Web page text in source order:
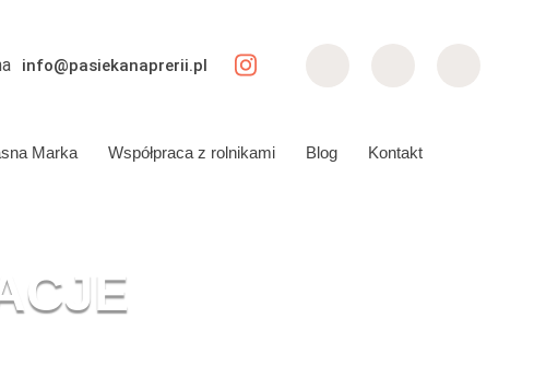
info@pasiekanaprerii.pl
Marka Współpraca z rolnikami Blog Kontakt